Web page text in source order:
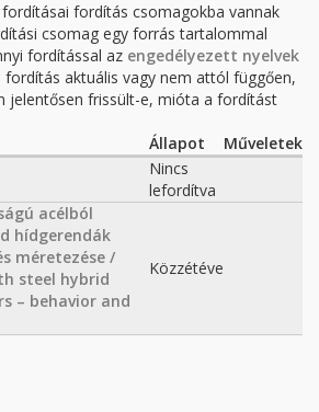
fordítás csomagokba vannak
csomag egy forrás tartalommal
fordítással az engedélyezett nyelvek
fordítás aktuális vagy nem attól függően,
jelentősen frissült-e, mióta a fordítást
Állapot
Műveletek
Nincs
lefordítva
acélból
hídgerendák
méretezése /
steel hybrid
– behavior and
Közzétéve